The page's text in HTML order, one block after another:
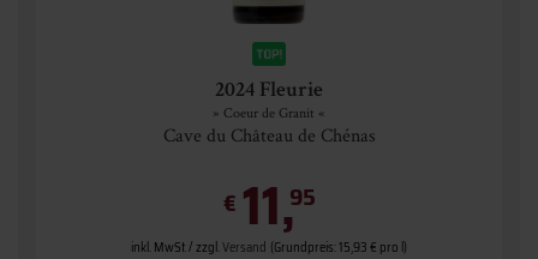
2024 Fleurie
» Coeur de Granit «
Cave du Château de Chénas
€ 11,95
inkl. MwSt. / zzgl.Versand (Grundpreis: 15,93 € pro l)